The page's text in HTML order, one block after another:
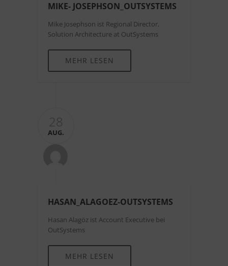
MIKE- JOSEPHSON_OUTSYSTEMS
Mike Josephson ist Regional Director,
Solution Architecture at OutSystems
MEHR LESEN
28
AUG.
HASAN_ALAGOEZ-OUTSYSTEMS
Hasan Alagöz ist Account Executive bei
OutSystems
MEHR LESEN